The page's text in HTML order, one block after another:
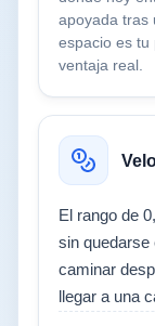
apoyada tras
espacio es tu
ventaja real.
El rango de
sin quedarse
caminar
llegar a una